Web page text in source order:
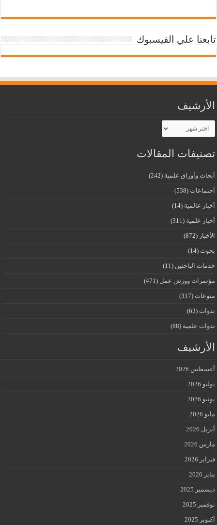
تابعنا علي الفيسبوك
الأرشيف
الأرشيف
تصنيفات المقالات
أبحاث وأوراق علمية (242)
أجتماعات (538)
أخبار عالمية (14)
أخبار علمية (311)
الأخبار (872)
بحوث (14)
خدمات الباحثين (11)
مؤتمرات وورش عمل (471)
منوعات (317)
ندوات (63)
ندوات علمية (88)
الأرشيف
أغسطس 2026
يوليو 2026
يونيو 2026
مايو 2026
أبريل 2026
مارس 2026
فبراير 2026
يناير 2026
ديسمبر 2025
نوفمبر 2025
أكتوبر 2025